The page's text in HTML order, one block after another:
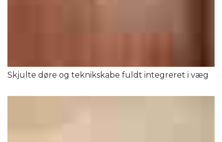
Skjulte døre og teknikskabe fuldt integreret i væg